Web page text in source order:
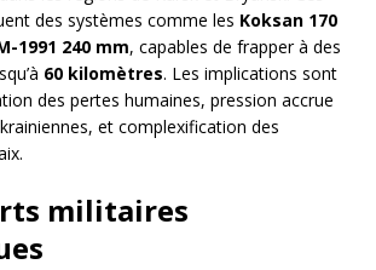
des systèmes comme les Koksan 170
1991 240 mm, capables de frapper à des
60 kilomètres. Les implications sont
des pertes humaines, pression accrue
et complexification des
militaires